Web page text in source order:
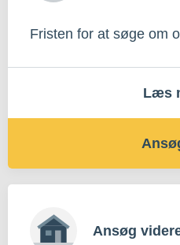
Fristen for at søge om
Læs
Ansøg